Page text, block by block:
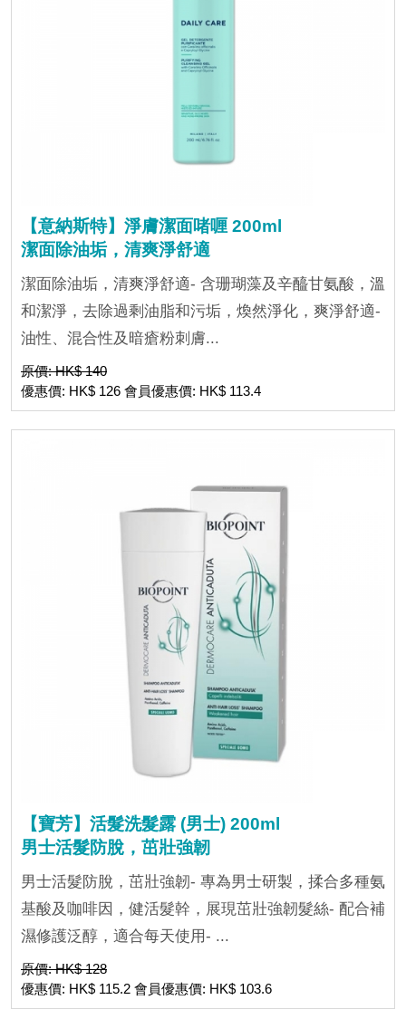
【意納斯特】淨膚潔面啫喱 200ml
潔面除油垢，清爽淨舒適
潔面除油垢，清爽淨舒適- 含珊瑚藻及辛醯甘氨酸，溫
和潔淨，去除過剩油脂和污垢，煥然淨化，爽淨舒適-
油性、混合性及暗瘡粉刺膚...
原價: HK$ 140
優惠價: HK$ 126 會員優惠價: HK$ 113.4
【寶芳】活髮洗髮露 (男士) 200ml
男士活髮防脫，茁壯強韌
男士活髮防脫，茁壯強韌- 專為男士研製，揉合多種氨
基酸及咖啡因，健活髮幹，展現茁壯強韌髮絲- 配合補
濕修護泛醇，適合每天使用- ...
原價: HK$ 128
優惠價: HK$ 115.2 會員優惠價: HK$ 103.6